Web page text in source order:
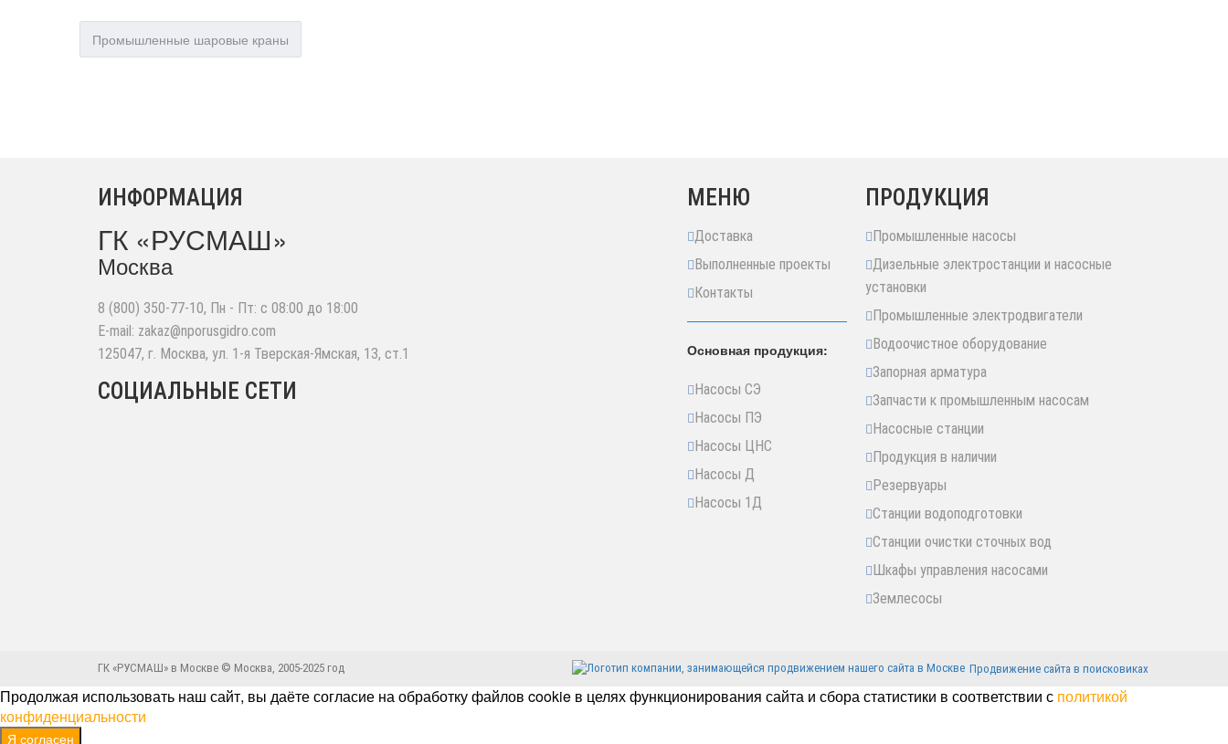
Промышленные шаровые краны
ИНФОРМАЦИЯ
ГК «РУСМАШ»
Москва
8 (800) 350-77-10, Пн - Пт: с 08:00 до 18:00
E-mail: zakaz@nporusgidro.com
125047, г. Москва, ул. 1-я Тверская-Ямская, 13, ст.1
СОЦИАЛЬНЫЕ СЕТИ
МЕНЮ
Доставка
Выполненные проекты
Контакты
Основная продукция:
Насосы СЭ
Насосы ПЭ
Насосы ЦНС
Насосы Д
Насосы 1Д
ПРОДУКЦИЯ
Промышленные насосы
Дизельные электростанции и насосные
установки
Промышленные электродвигатели
Водоочистное оборудование
Запорная арматура
Запчасти к промышленным насосам
Насосные станции
Продукция в наличии
Резервуары
Станции водоподготовки
Станции очистки сточных вод
Шкафы управления насосами
Землесосы
ГК «РУСМАШ» в Москве © Москва, 2005-2025 год Продвижение сайта в поисковиках
Продолжая использовать наш сайт, вы даёте согласие на обработку файлов cookie в целях функционирования сайта и сбора статистики в соответствии с политикой
конфиденциальности
Я согласен